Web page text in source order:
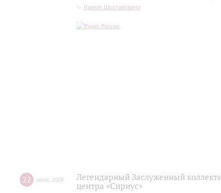
Время Шостаковича
22 июля 2026
Легендарный Заслуженный
центра «Сириус»